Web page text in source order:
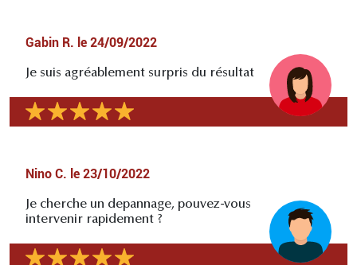
Gabin R. le 24/09/2022
Je suis agréablement surpris du résultat
Nino C. le 23/10/2022
Je cherche un depannage, pouvez-vous
intervenir rapidement ?